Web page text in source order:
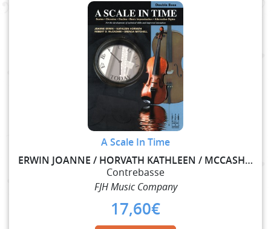
A Scale In Time
ERWIN JOANNE / HORVATH KATHLEEN / MCCASHIN ROBERT
Contrebasse
FJH Music Company
17,60€